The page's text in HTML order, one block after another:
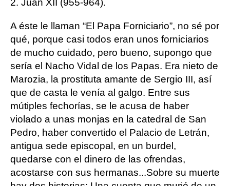
2. Juan XII (955-964).
A éste le llaman “El Papa Forniciario”, no sé por
qué, porque casi todos eran unos forniciarios
de mucho cuidado, pero bueno, supongo que
sería el Nacho Vidal de los Papas. Era nieto de
Marozia, la prostituta amante de Sergio III, así
que de casta le venía al galgo. Entre sus
mútiples fechorías, se le acusa de haber
violado a unas monjas en la catedral de San
Pedro, haber convertido el Palacio de Letrán,
antigua sede episcopal, en un burdel,
quedarse con el dinero de las ofrendas,
acostarse con sus hermanas...Sobre su muerte